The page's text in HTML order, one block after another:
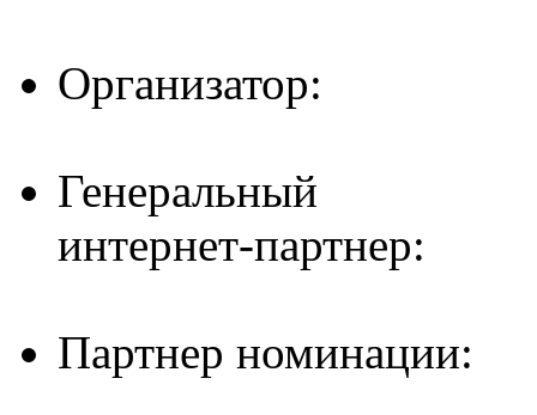
Организатор:
Генеральный
интернет-партнер:
Партнер номинации: